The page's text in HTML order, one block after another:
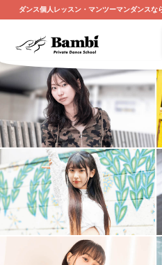
ダンス個人レッスン・マンツーマンダンスな